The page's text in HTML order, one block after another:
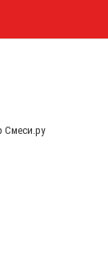
Смеси.ру